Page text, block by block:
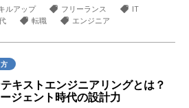
ルアップ フリーランス
IT
転職 エンジニア
キストエンジニアリングとは？
ジェント時代の設計力